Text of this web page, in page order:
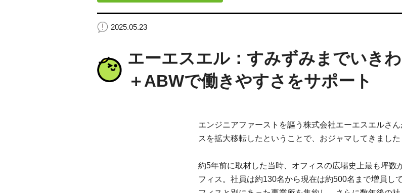
2025.05.23
エーエスエル：すみずみまでいき
＋ABWで働きやすさをサポート
エンジニアファーストを謳う株式会社エーエスエルさ
スを拡大移転したということで、おジャマしてきました
約5年前に取材した当時、オフィスの広場史上最も坪数
フィス。社員は約130名から現在は約500名まで増員し